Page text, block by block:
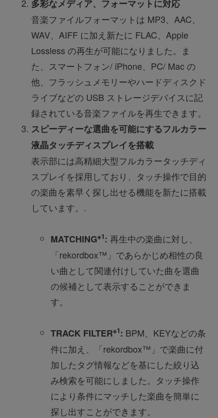
多彩なメディア、フォーマットに対応
音楽ファイルフォーマットは MP3、AAC、
WAV、AIFF に加え新たに FLAC、Apple
Lossless の再生が可能になりました。ま
た、スマートフォン/ iPhone、PC/ Mac の
他、フラッシュメモリーやハードディスクド
ライブなどの USB ストレージデバイスに記
録されている音楽ファイルを再生できます。
スピーディーな選曲を可能にするフルカラー
液晶タッチディスプレイを搭載
表示部には高精細大型フルカラータッチディ
スプレイを採用しており、タッチ操作で目的
の楽曲を素早く探し出せる機能を新たに搭載
しています。.
MATCHING※1: 再生中の楽曲に対し、
「rekordbox™」であらかじめ相性の良
い曲として関連付けしていた曲を選曲
の候補として表示することができま
す。
TRACK FILTER※1: BPM、KEYなどの条
件に加え、「rekordbox™」で楽曲に付
加したタグ情報などを基にした絞り込
み検索を可能にしました。タッチ操作
により条件にマッチした楽曲を簡単に
探し出すことができます。